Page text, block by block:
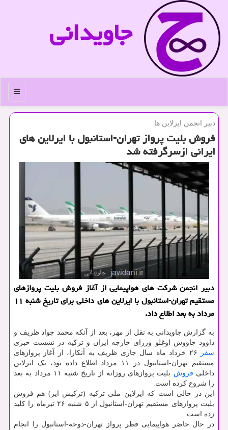
جاویدانی
منو
دبیر انجمن ایرلاین ها
فروش بلیت پرواز تهران-استانبول با ایرلاین های
ایرانی ازسرگرفته شد
دبیر انجمن شركت های هواپیمایی از آغاز فروش بلیت پروازهای
مستقیم تهران-استانبول با ایرلاین های داخلی برای تاریخ شنبه ۱۱
مرداد به بعد اطلاع داد.
به گزارش جاویدانی به نقل از مهر، بعد از آنکه محمد جواد ظریف و
داوود چاووش اوغلو وزرای خارجه ایران و ترکیه در نشست خبری
سفر
۲۶ خرداد ماه سال جاری ظریف به آنکارا، از آغاز پروازهای
مستقیم تهران-استانبول در ۱۱ مرداد اطلاع داده بود، یک ایرلاین
داخلی فروش
بلیت پروازهای روزانه از تاریخ شنبه ۱۱ مرداد به بعد
را شروع کرده است.
این در حالی است که ایرلاین ملی ترکیه (ترکیش ایر) هم فروش
بلیت پروازهای مستقیم تهران-استانبول از ۵ شنبه ۲۶ تیرماه را کلید
زده است.
در حال حاضر هواپیمایی قطر پرواز تهران-دوحه-استانبول را انجام